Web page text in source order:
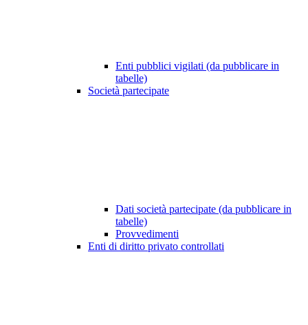
Enti pubblici vigilati (da pubblicare in
tabelle)
Società partecipate
Dati società partecipate (da pubblicare in
tabelle)
Provvedimenti
Enti di diritto privato controllati